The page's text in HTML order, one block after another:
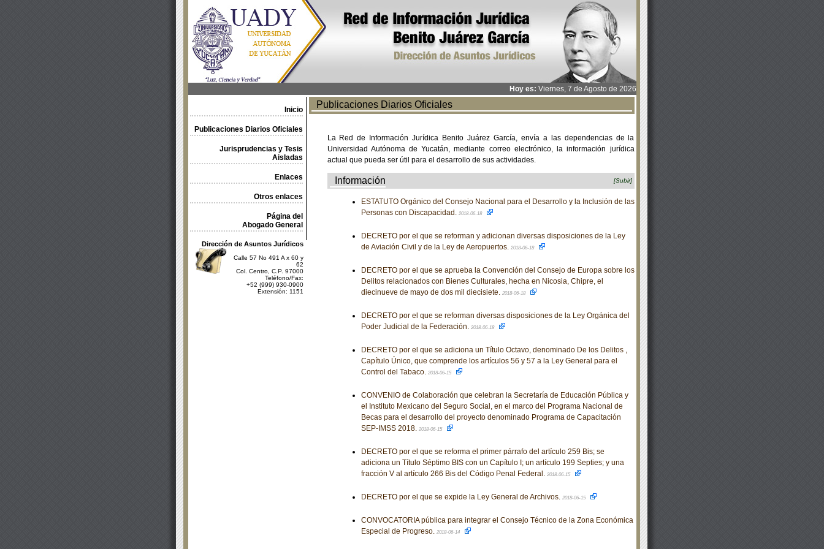
Hoy es: Viernes, 7 de Agosto de 2026
Inicio
Publicaciones Diarios Oficiales
Jurisprudencias y Tesis
Aisladas
Enlaces
Otros enlaces
Página del
Abogado General
Dirección de Asuntos Jurídicos
Calle 57 No 491 A x 60 y
62
Col. Centro, C.P. 97000
Teléfono/Fax:
+52 (999) 930-0900
Extensión: 1151
Publicaciones Diarios Oficiales
La Red de Información Jurídica Benito Juárez García, envía a las dependencias de la
Universidad Autónoma de Yucatán, mediante correo electrónico, la información jurídica
actual que pueda ser útil para el desarrollo de sus actividades.
Información [Subir]
ESTATUTO Orgánico del Consejo Nacional para el Desarrollo y la Inclusión de las
Personas con Discapacidad. 2018-06-18
DECRETO por el que se reforman y adicionan diversas disposiciones de la Ley
de Aviación Civil y de la Ley de Aeropuertos. 2018-06-18
DECRETO por el que se aprueba la Convención del Consejo de Europa sobre los
Delitos relacionados con Bienes Culturales, hecha en Nicosia, Chipre, el
diecinueve de mayo de dos mil diecisiete. 2018-06-18
DECRETO por el que se reforman diversas disposiciones de la Ley Orgánica del
Poder Judicial de la Federación. 2018-06-18
DECRETO por el que se adiciona un Título Octavo, denominado De los Delitos ,
Capítulo Único, que comprende los artículos 56 y 57 a la Ley General para el
Control del Tabaco. 2018-06-15
CONVENIO de Colaboración que celebran la Secretaría de Educación Pública y
el Instituto Mexicano del Seguro Social, en el marco del Programa Nacional de
Becas para el desarrollo del proyecto denominado Programa de Capacitación
SEP-IMSS 2018. 2018-06-15
DECRETO por el que se reforma el primer párrafo del artículo 259 Bis; se
adiciona un Título Séptimo BIS con un Capítulo I; un artículo 199 Septies; y una
fracción V al artículo 266 Bis del Código Penal Federal. 2018-06-15
DECRETO por el que se expide la Ley General de Archivos. 2018-06-15
CONVOCATORIA pública para integrar el Consejo Técnico de la Zona Económica
Especial de Progreso. 2018-06-14